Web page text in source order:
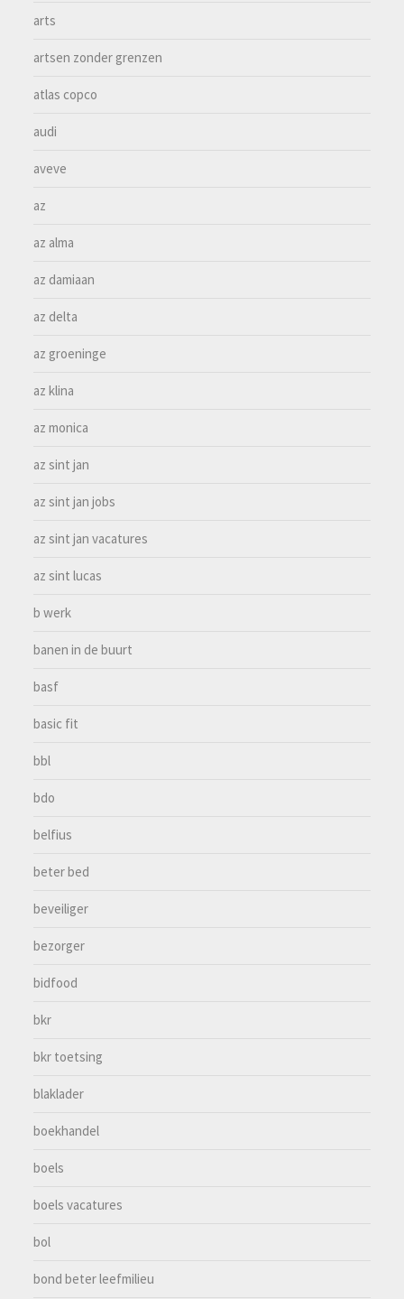
arts
artsen zonder grenzen
atlas copco
audi
aveve
az
az alma
az damiaan
az delta
az groeninge
az klina
az monica
az sint jan
az sint jan jobs
az sint jan vacatures
az sint lucas
b werk
banen in de buurt
basf
basic fit
bbl
bdo
belfius
beter bed
beveiliger
bezorger
bidfood
bkr
bkr toetsing
blaklader
boekhandel
boels
boels vacatures
bol
bond beter leefmilieu